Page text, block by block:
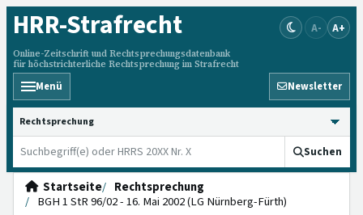
HRR-Strafrecht
Online-Zeitschrift und Rechtsprechungsdatenbank
für höchstrichterliche Rechtsprechung im Strafrecht
A- A+
Menü Newsletter
HRRS durchsuchen
Suchen
Startseite
Rechtsprechung
BGH 1 StR 96/02 - 16. Mai 2002 (LG Nürnberg-Fürth)